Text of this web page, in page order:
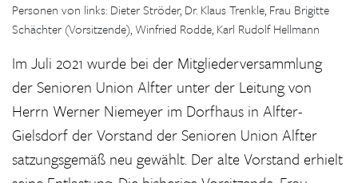
Personen von links: Dieter Ströder, Dr. Klaus Trenkle, Frau Brigitte
Schächter (Vorsitzende), Winfried Rodde, Karl Rudolf Hellmann
Im Juli 2021 wurde bei der Mitgliederversammlung
der Senioren Union Alfter unter der Leitung von
Herrn Werner Niemeyer im Dorfhaus in Alfter-
Gielsdorf der Vorstand der Senioren Union Alfter
satzungsgemäß neu gewählt. Der alte Vorstand erhielt